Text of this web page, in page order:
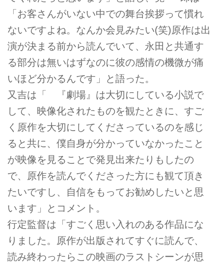
「お客さんがいない中での舞台挨拶って慣れ
ないですよね。なんか会見みたい(笑)原作は出
演が決まる前から読んでいて、永田と共通す
る部分は無いはずなのに彼の感情の機微が痛
いほど分かるんです」と語った。
又吉は「 『劇場』は大切にしている小説で
して、映像化されたものを観たときに、すご
く原作を大切にしてくださっているのを感じ
ると共に、僕自身が分かっていなかったこと
が映像を見ることで発見出来たりもしたの
で、原作を読んでくださった方にも観て頂き
たいですし、自信をもってお勧めしたいと思
います」とコメント。
行定監督は「すごく思い入れのある作品にな
りました。原作が出版されてすぐに読んで、
読み終わったらこの映画のラストシーンが思